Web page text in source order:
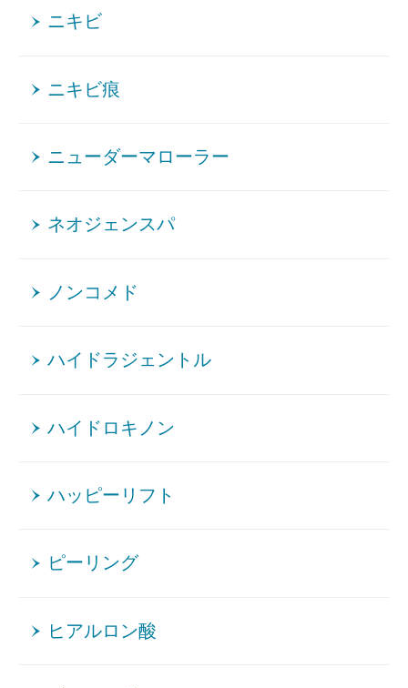
ニキビ
ニキビ痕
ニューダーマローラー
ネオジェンスパ
ノンコメド
ハイドラジェントル
ハイドロキノン
ハッピーリフト
ピーリング
ヒアルロン酸